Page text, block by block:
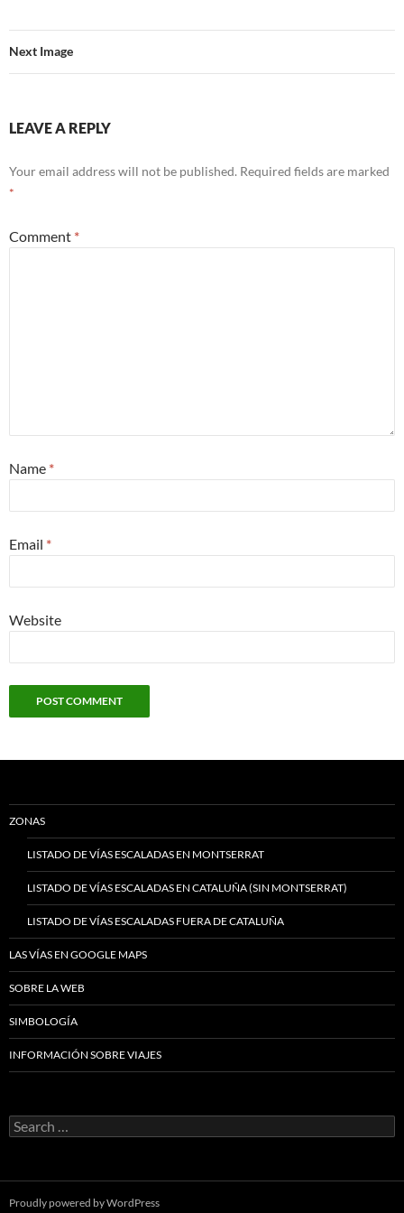
Next Image
LEAVE A REPLY
Your email address will not be published. Required fields are marked
*
Comment *
Name *
Email *
Website
ZONAS
LISTADO DE VÍAS ESCALADAS EN MONTSERRAT
LISTADO DE VÍAS ESCALADAS EN CATALUÑA (SIN MONTSERRAT)
LISTADO DE VÍAS ESCALADAS FUERA DE CATALUÑA
LAS VÍAS EN GOOGLE MAPS
SOBRE LA WEB
SIMBOLOGÍA
INFORMACIÓN SOBRE VIAJES
Search
for:
Proudly powered by WordPress